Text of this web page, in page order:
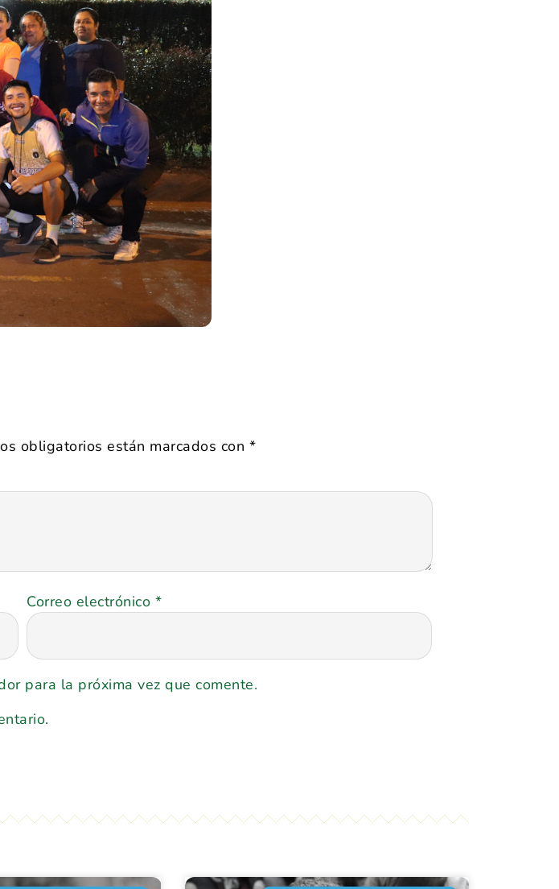
obligatorios están marcados con *
Correo electrónico *
para la próxima vez que comente.